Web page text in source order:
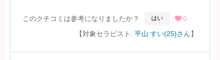
た。ホームページの写真ではEカップと記載されていま
したが、実際はCカップ程度に見受けられ、若干の
このクチコミは参考になりましたか？ はい  0
【対象セラピスト: 平山 すい(25)さん】